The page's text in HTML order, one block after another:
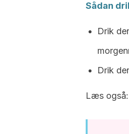
Sådan
Drik
Drik
Læs også: